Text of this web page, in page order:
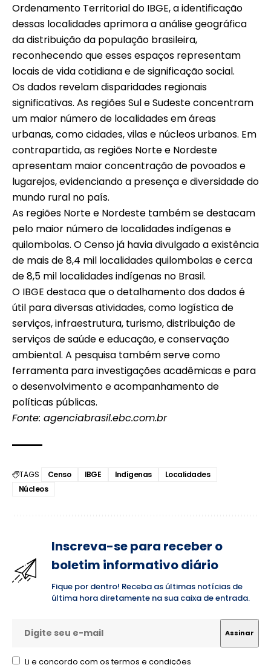
Ordenamento Territorial do IBGE, a identificação
dessas localidades aprimora a análise geográfica
da distribuição da população brasileira,
reconhecendo que esses espaços representam
locais de vida cotidiana e de significação social.
Os dados revelam disparidades regionais
significativas. As regiões Sul e Sudeste concentram
um maior número de localidades em áreas
urbanas, como cidades, vilas e núcleos urbanos. Em
contrapartida, as regiões Norte e Nordeste
apresentam maior concentração de povoados e
lugarejos, evidenciando a presença e diversidade do
mundo rural no país.
As regiões Norte e Nordeste também se destacam
pelo maior número de localidades indígenas e
quilombolas. O Censo já havia divulgado a existência
de mais de 8,4 mil localidades quilombolas e cerca
de 8,5 mil localidades indígenas no Brasil.
O IBGE destaca que o detalhamento dos dados é
útil para diversas atividades, como logística de
serviços, infraestrutura, turismo, distribuição de
serviços de saúde e educação, e conservação
ambiental. A pesquisa também serve como
ferramenta para investigações acadêmicas e para
o desenvolvimento e acompanhamento de
políticas públicas.
Fonte: agenciabrasil.ebc.com.br
TAGS Censo IBGE Indígenas
Localidades
Núcleos
Inscreva-se para receber o
boletim informativo diário
Fique por dentro! Receba as últimas notícias de
última hora diretamente na sua caixa de entrada.
Li e concordo com os termos e condições